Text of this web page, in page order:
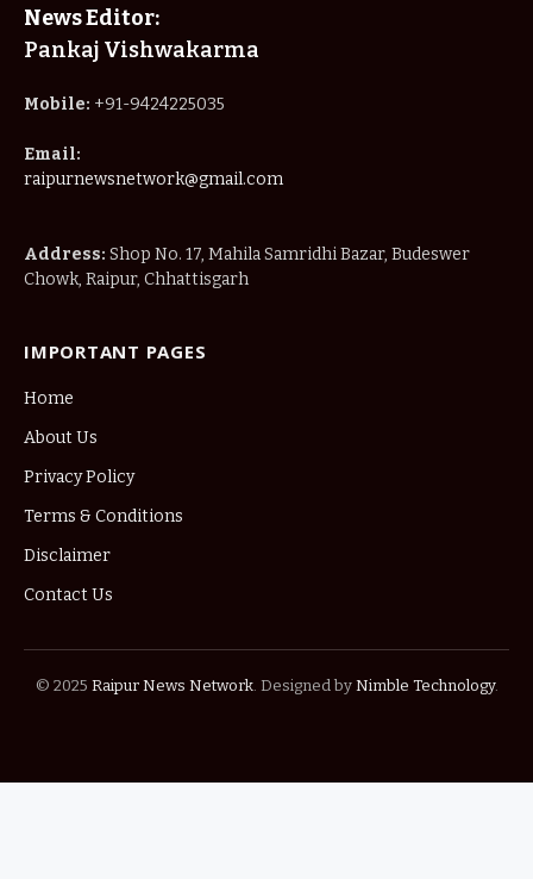
News Editor:
Pankaj Vishwakarma
Mobile: +91-9424225035
Email:
raipurnewsnetwork@gmail.com
Address: Shop No. 17, Mahila Samridhi Bazar, Budeswer
Chowk, Raipur, Chhattisgarh
IMPORTANT PAGES
Home
About Us
Privacy Policy
Terms & Conditions
Disclaimer
Contact Us
© 2025 Raipur News Network. Designed by Nimble Technology.